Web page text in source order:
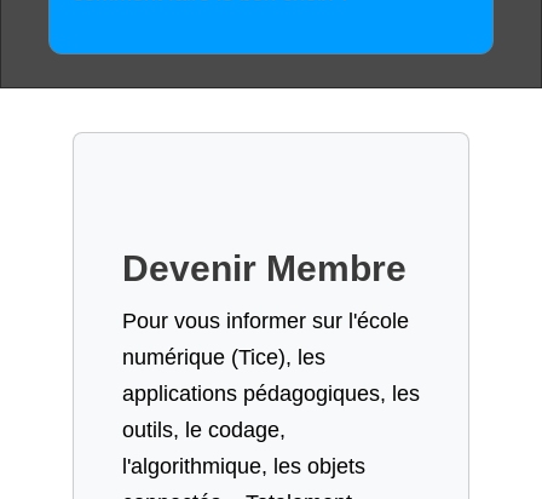
Devenir Membre
Pour vous informer sur l'école
numérique (Tice), les
applications pédagogiques, les
outils, le codage,
l'algorithmique, les objets